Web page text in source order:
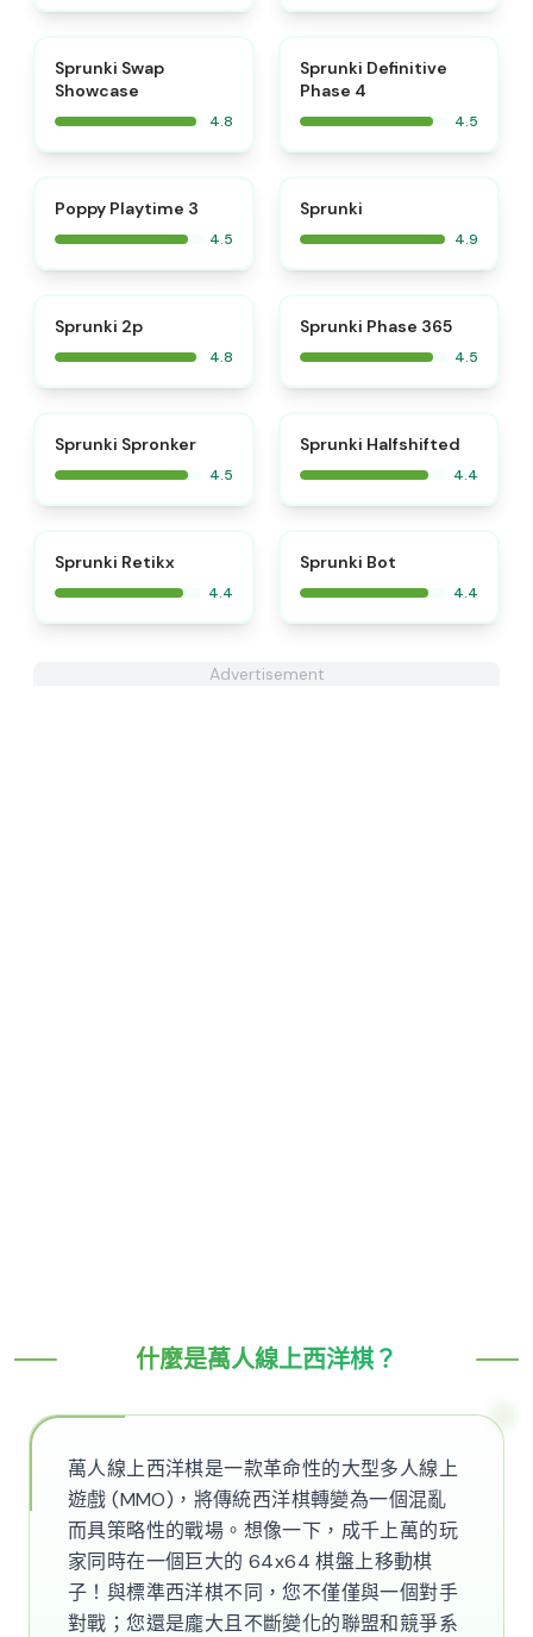
Sprunki Swap
Showcase
4.8
Sprunki Definitive
Phase 4
4.5
Poppy Playtime 3
4.5
Sprunki
4.9
Sprunki 2p
4.8
Sprunki Phase 365
4.5
Sprunki Spronker
4.5
Sprunki Halfshifted
4.4
Sprunki Retikx
4.4
Sprunki Bot
4.4
Advertisement
什麼是萬人線上西洋棋？
萬人線上西洋棋是一款革命性的大型多人線上
遊戲 (MMO)，將傳統西洋棋轉變為一個混亂
而具策略性的戰場。想像一下，成千上萬的玩
家同時在一個巨大的 64x64 棋盤上移動棋
子！與標準西洋棋不同，您不僅僅與一個對手
對戰；您還是龐大且不斷變化的聯盟和競爭系